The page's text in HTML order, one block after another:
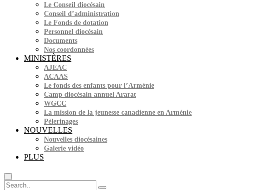
Le Conseil diocésain
Conseil d’administration
Le Fonds de dotation
Personnel diocésain
Documents
Nos coordonnées
MINISTÈRES
AJEAC
ACAAS
Le fonds des enfants pour l’Arménie
Camp diocésain annuel Ararat
WGCC
La mission de la jeunesse canadienne en Arménie
Pèlerinages
NOUVELLES
Nouvelles diocésaines
Galerie vidéo
PLUS